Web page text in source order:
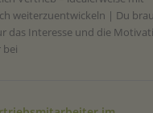
weiterzuentwickeln | Du
das Interesse und die
bei